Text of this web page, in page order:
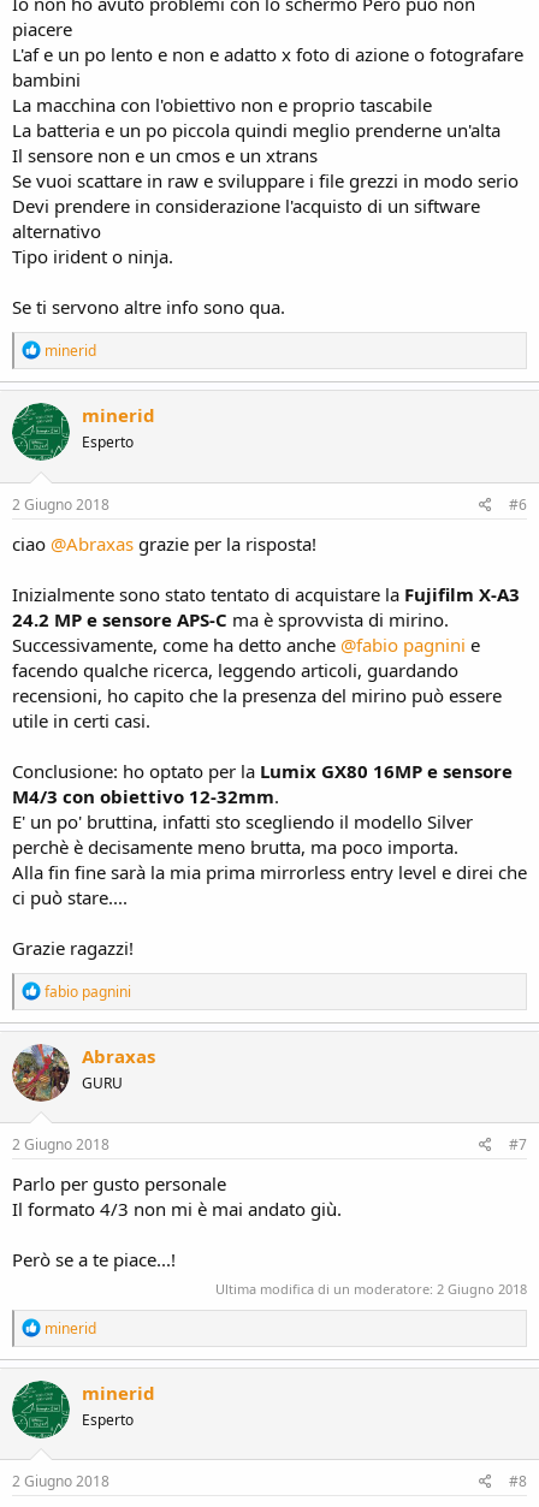
piacere
L'af e un po lento e non e adatto x foto di azione o fotografare
bambini
La macchina con l'obiettivo non e proprio tascabile
La batteria e un po piccola quindi meglio prenderne un'alta
Il sensore non e un cmos e un xtrans
Se vuoi scattare in raw e sviluppare i file grezzi in modo serio
Devi prendere in considerazione l'acquisto di un siftware
alternativo
Tipo irident o ninja.
Se ti servono altre info sono qua.
R
e
a
c
t
i
o
n
s
minerid
minerid
Esperto
2 Giugno 2018 #6
ciao @Abraxas grazie per la risposta!
Inizialmente sono stato tentato di acquistare la Fujifilm X-A3
24.2 MP e sensore APS-C ma è sprovvista di mirino.
Successivamente, come ha detto anche @fabio pagnini e
facendo qualche ricerca, leggendo articoli, guardando
recensioni, ho capito che la presenza del mirino può essere
utile in certi casi.
Conclusione: ho optato per la Lumix GX80 16MP e sensore
M4/3 con obiettivo 12-32mm.
E' un po' bruttina, infatti sto scegliendo il modello Silver
perchè è decisamente meno brutta, ma poco importa.
Alla fin fine sarà la mia prima mirrorless entry level e direi che
ci può stare....
Grazie ragazzi!
R
e
a
c
t
i
o
n
s
fabio pagnini
Abraxas
GURU
2 Giugno 2018 #7
Parlo per gusto personale
Il formato 4/3 non mi è mai andato giù.
Però se a te piace...!
Ultima modifica di un moderatore: 2 Giugno 2018
R
e
a
c
t
i
o
n
s
minerid
minerid
Esperto
2 Giugno 2018 #8